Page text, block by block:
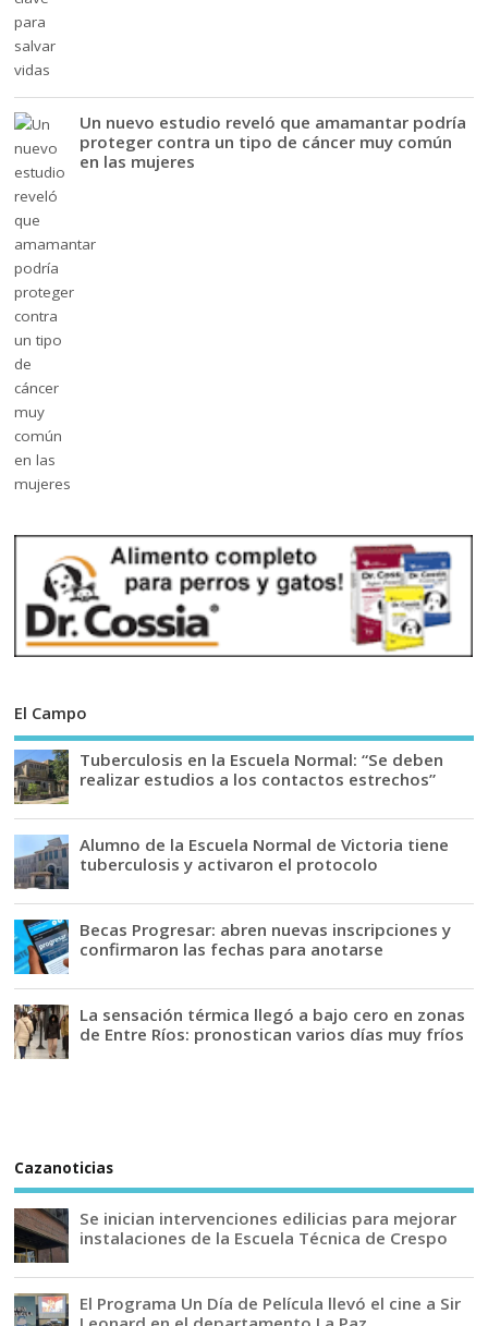
Un nuevo estudio reveló que amamantar podría
proteger contra un tipo de cáncer muy común
en las mujeres
El Campo
Tuberculosis en la Escuela Normal: “Se deben
realizar estudios a los contactos estrechos”
Alumno de la Escuela Normal de Victoria tiene
tuberculosis y activaron el protocolo
Becas Progresar: abren nuevas inscripciones y
confirmaron las fechas para anotarse
La sensación térmica llegó a bajo cero en zonas
de Entre Ríos: pronostican varios días muy fríos
Cazanoticias
Se inician intervenciones edilicias para mejorar
instalaciones de la Escuela Técnica de Crespo
El Programa Un Día de Película llevó el cine a Sir